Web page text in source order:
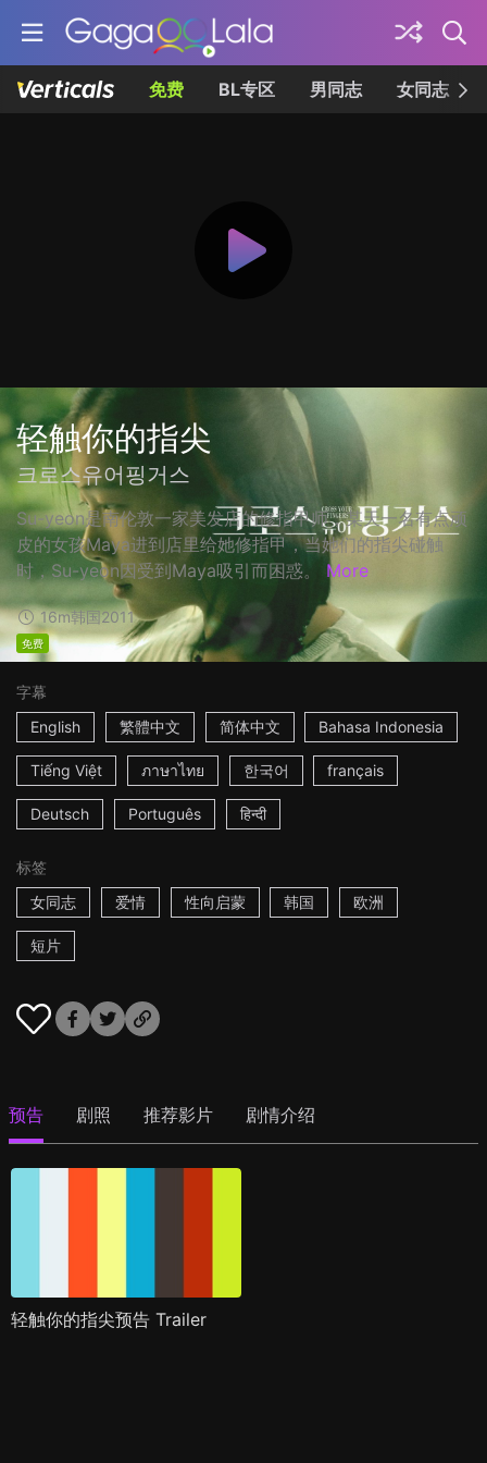
免费 BL专区 男同志 女同志
轻触你的指尖
크로스유어핑거스
Su-yeon是南伦敦一家美发店的修指甲师，某天一名有点顽
皮的女孩Maya进到店里给她修指甲，当她们的指尖碰触
时，Su-yeon因受到Maya吸引而困惑。
More
16m韩国2011
免费
字幕
English
繁體中文 简体中文 Bahasa Indonesia
Tiếng Việt ภาษาไทย 한국어 français
Deutsch Português हिन्दी
标签
女同志
爱情 性向启蒙 韩国 欧洲
短片
预告 剧照 推荐影片 剧情介绍
轻触你的指尖预告 Trailer